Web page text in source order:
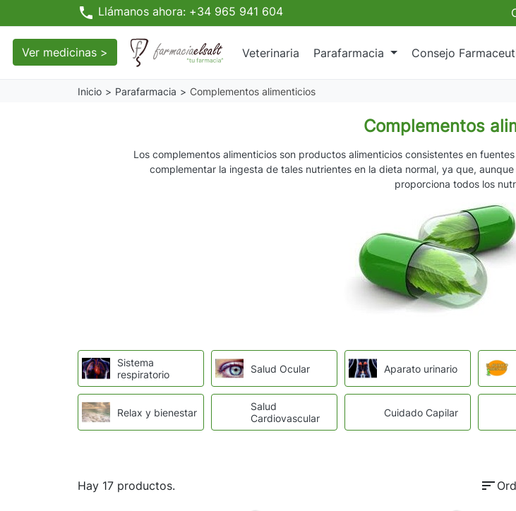
phone Llámanos ahora: +34 965 941 604
Ver medicinas > Veterinaria Parafarmacia Consejo
Inicio Parafarmacia Complementos alimenticios
Complementos
Los complementos alimenticios son productos alimenticios consistentes en
complementar la ingesta de tales nutrientes en la dieta normal, ya que,
proporciona todos los
Sistema
respiratorio
Salud Ocular Aparato urinario
Relax y bienestar
Salud
Cardiovascular
Cuidado Capilar
Hay 17 productos. sort